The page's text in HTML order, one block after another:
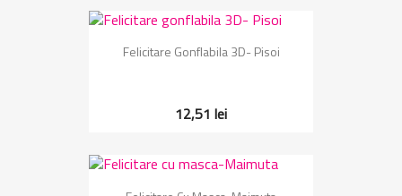
Felicitare Gonflabila 3D- Pisoi
12,51 lei